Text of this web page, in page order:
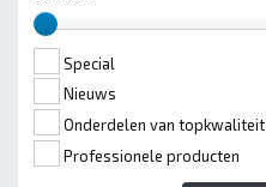
Special
Nieuws
Onderdelen van topkwaliteit
Professionele producten